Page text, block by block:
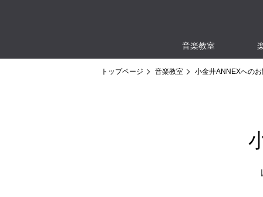
音楽教室
トップページ 音楽教室 小金井ANNEXへの